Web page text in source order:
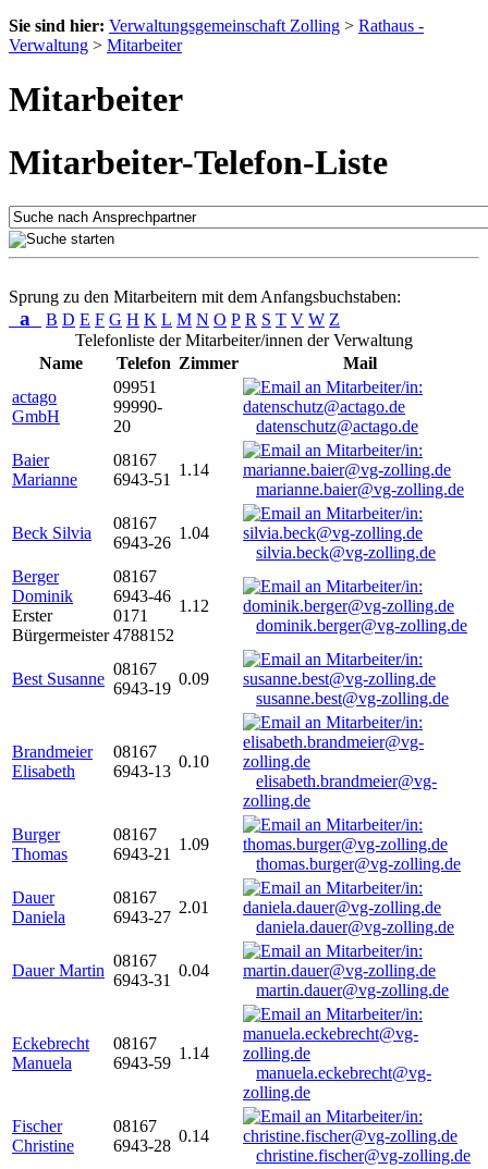
Sie sind hier: Verwaltungsgemeinschaft Zolling > Rathaus -
Verwaltung > Mitarbeiter
Mitarbeiter
Mitarbeiter-Telefon-Liste
Sprung zu den Mitarbeitern mit dem Anfangsbuchstaben:
a B D E F G H K L M N O P R S T V W Z
Telefonliste der Mitarbeiter/innen der Verwaltung
Name
Telefon Zimmer
Mail
actago
GmbH
09951
99990-
20
datenschutz@actago.de
Baier
Marianne
08167
6943-51
1.14
marianne.baier@vg-zolling.de
Beck Silvia
08167
6943-26
1.04
silvia.beck@vg-zolling.de
Berger
Dominik
Erster
Bürgermeister
08167
6943-46
0171
4788152
1.12
dominik.berger@vg-zolling.de
Best Susanne
08167
6943-19
0.09
susanne.best@vg-zolling.de
Brandmeier
Elisabeth
08167
6943-13
0.10
elisabeth.brandmeier@vg-
zolling.de
Burger
Thomas
08167
6943-21
1.09
thomas.burger@vg-zolling.de
Dauer
Daniela
08167
6943-27
2.01
daniela.dauer@vg-zolling.de
Dauer Martin
08167
6943-31
0.04
martin.dauer@vg-zolling.de
Eckebrecht
Manuela
08167
6943-59
1.14
manuela.eckebrecht@vg-
zolling.de
Fischer
Christine
08167
6943-28
0.14
christine.fischer@vg-zolling.de